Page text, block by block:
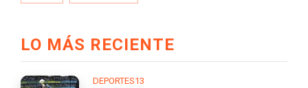
LO MÁS RECIENTE
DEPORTES13